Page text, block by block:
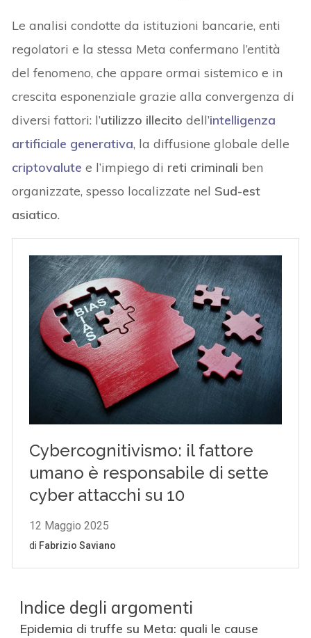
Le analisi condotte da istituzioni bancarie, enti
regolatori e la stessa Meta confermano l’entità
del fenomeno, che appare ormai sistemico e in
crescita esponenziale grazie alla convergenza di
diversi fattori: l’utilizzo illecitodell’intelligenza
artificiale generativa, la diffusione globale delle
criptovalute e l’impiego di reti criminali ben
organizzate, spesso localizzate nel Sud-est
asiatico.
Indice degli argomenti
Epidemia di truffe su Meta: quali le cause